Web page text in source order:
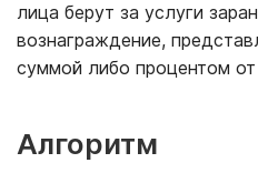
лица берут за услуги
вознаграждение,
суммой либо процентом
Алгоритм